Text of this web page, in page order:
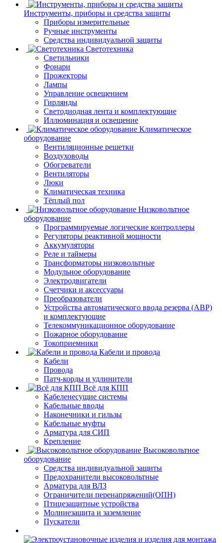
Инструменты, приборы и средства защиты
Приборы измерительные
Ручные инструменты
Средства индивидуальной защиты
Светотехника
Светильники
Фонари
Прожекторы
Лампы
Управление освещением
Гирлянды
Светодиодная лента и комплектующие
Иллюминация и освещение
Климатическое
оборудование
Вентиляционные решетки
Воздуховоды
Обогреватели
Вентиляторы
Люки
Климатическая техника
Тёплый пол
Низковольтное
оборудование
Программируемые логические контроллеры
Регуляторы реактивной мощности
Аккумуляторы
Реле и таймеры
Трансформаторы низковольтные
Модульное оборудование
Электродвигатели
Счетчики и аксессуары
Преобразователи
Устройства автоматического ввода резерва (АВР)
и комплектующие
Телекоммуникационное оборудование
Пожарное оборудование
Токоприемники
Кабели и провода
Кабели
Провода
Патч-корды и удлинители
Всё для КПП
Кабеленесущие системы
Кабельные вводы
Наконечники и гильзы
Кабельные муфты
Арматура для СИП
Крепление
Высоковольтное
оборудование
Средства индивидуальной защиты
Предохранители высоковольтные
Арматура для ВЛЗ
Ограничители перенапряжений(ОПН)
Птицезащитные устройства
Молниезащита и заземление
Пускатели